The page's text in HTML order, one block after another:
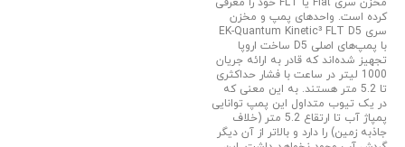
کرده است. واحدهای پمپ و مخزن
سری EK-Quantum Kinetic³ FLT D5
با پمپ‌های اصلی D5 ساخت اروپا
تجهیز شده‌اند که قادر به ارائه جریان
1000 لیتر در ساعت با فشار حداکثری
تا 5.2 متر هستند. به این معنی که
در یک تیوب متداول این پمپ توانایی
پمپاژ آب تا ارتقاع 5.2 متر (خلاف
جاذبه زمین) را دارد و بالاتر از آن دیگر